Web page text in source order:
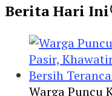
Berita Hari Ini
Warga Puncu